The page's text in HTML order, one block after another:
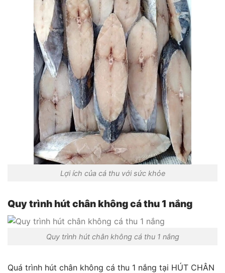
Lợi ích của cá thu với sức khỏe
Quy trình hút chân không cá thu 1 nắng
Quy trình hút chân không cá thu 1 nắng
Quá trình hút chân không cá thu 1 nắng tại HÚT CHÂN